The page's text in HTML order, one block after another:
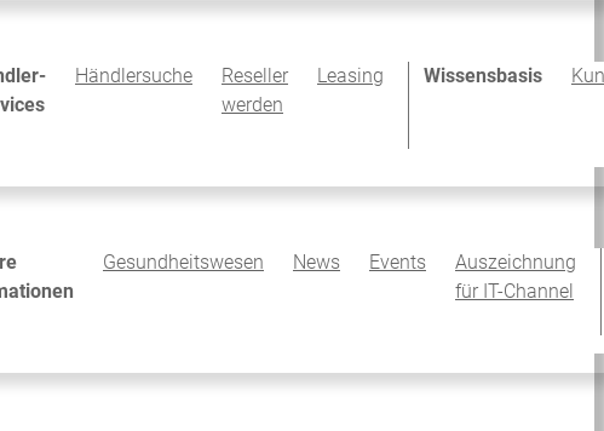
Händlersuche
Reseller
werden
Leasing Wissensbasis
Gesundheitswesen News Events
Auszeichnung
für IT-Channel